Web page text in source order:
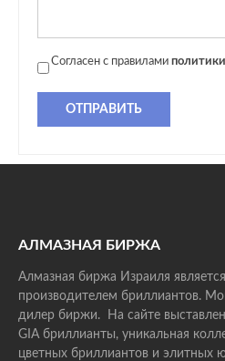
Согласен с правилами
ОТПРАВИТЬ
АЛМАЗНАЯ БИРЖА
Алмазная биржа Израиля
производителем бриллиантов.
дилер биржи. На сайте
GIA бриллианты, уникальная
цветных бриллиантов и элитных